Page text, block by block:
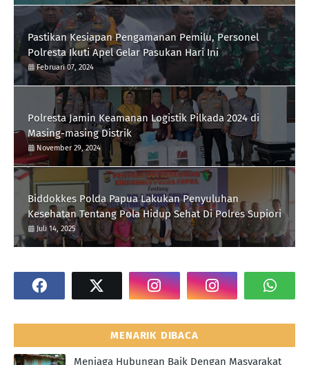
Pastikan Kesiapan Pengamanan Pemilu, Personel
Polresta Ikuti Apel Gelar Pasukan Hari Ini
Februari 07, 2024
Polresta Jamin Keamanan Logistik Pilkada 2024 di
Masing-masing Distrik
November 29, 2024
Biddokkes Polda Papua Lakukan Penyuluhan
Kesehatan Tentang Pola Hidup Sehat Di Polres Supiori
Juli 14, 2025
MENARIK DIBACA
Menjaga Hubungan Baik Dengan Masyarakat